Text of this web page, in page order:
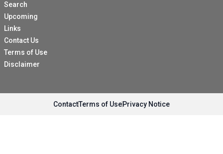
Search
Upcoming
Links
Contact Us
Terms of Use
Disclaimer
ContactTerms of UsePrivacy Notice